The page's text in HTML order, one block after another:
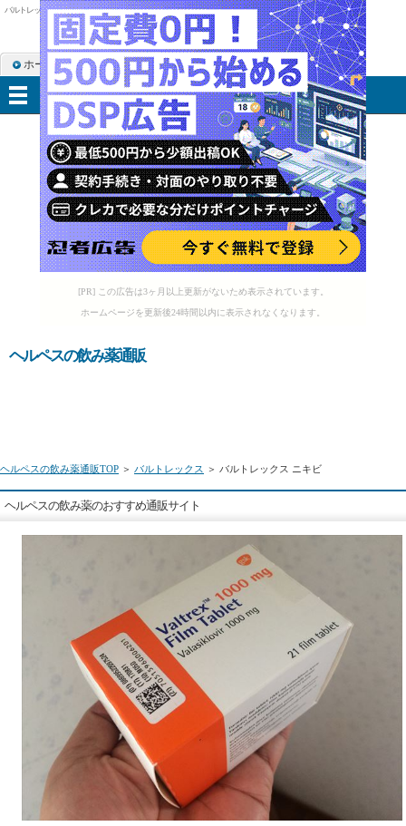
[PR] この広告は3ヶ月以上更新がないため表示されています。
ホームページを更新後24時間以内に表示されなくなります。
バルトレックス ニキビ
ヘルペスの飲み薬通販
ヘルペスの飲み薬通販TOP ＞ バルトレックス ＞ バルトレックス ニキビ
ヘルペスの飲み薬のおすすめ通販サイト
ホーム RSS購読 サイトマップ
メニュー